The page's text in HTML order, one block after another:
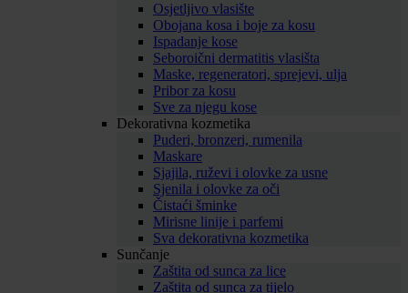
Osjetljivo vlasište
Obojana kosa i boje za kosu
Ispadanje kose
Seboroični dermatitis vlasišta
Maske, regeneratori, sprejevi, ulja
Pribor za kosu
Sve za njegu kose
Dekorativna kozmetika
Puderi, bronzeri, rumenila
Maskare
Sjajila, ruževi i olovke za usne
Sjenila i olovke za oči
Čistaći šminke
Mirisne linije i parfemi
Sva dekorativna kozmetika
Sunčanje
Zaštita od sunca za lice
Zaštita od sunca za tijelo